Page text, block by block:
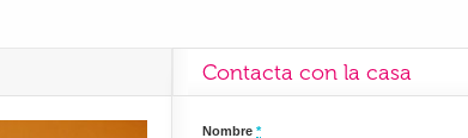
Contacta con la casa
Nombre*